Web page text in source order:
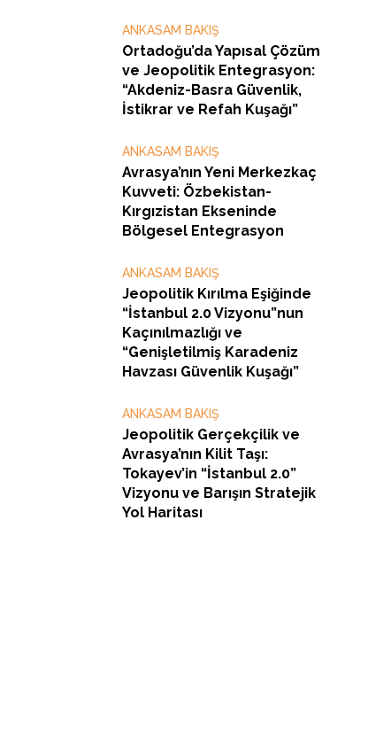
ANKASAM BAKIŞ
Ortadoğu’da Yapısal Çözüm
ve Jeopolitik Entegrasyon:
“Akdeniz-Basra Güvenlik,
İstikrar ve Refah Kuşağı”
ANKASAM BAKIŞ
Avrasya’nın Yeni Merkezkaç
Kuvveti: Özbekistan-
Kırgızistan Ekseninde
Bölgesel Entegrasyon
ANKASAM BAKIŞ
Jeopolitik Kırılma Eşiğinde
“İstanbul 2.0 Vizyonu”nun
Kaçınılmazlığı ve
“Genişletilmiş Karadeniz
Havzası Güvenlik Kuşağı”
ANKASAM BAKIŞ
Jeopolitik Gerçekçilik ve
Avrasya’nın Kilit Taşı:
Tokayev’in “İstanbul 2.0”
Vizyonu ve Barışın Stratejik
Yol Haritası